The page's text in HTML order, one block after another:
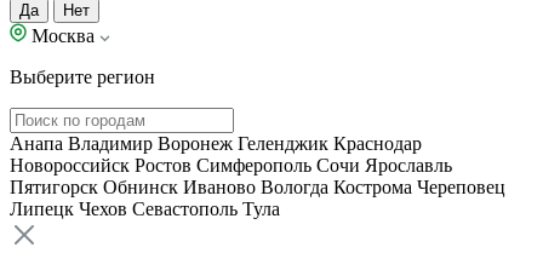
Да Нет
Москва
Выберите регион
Анапа Владимир Воронеж Геленджик Краснодар
Новороссийск Ростов Симферополь Сочи Ярославль
Пятигорск Обнинск Иваново Вологда Кострома Череповец
Липецк Чехов Севастополь Тула